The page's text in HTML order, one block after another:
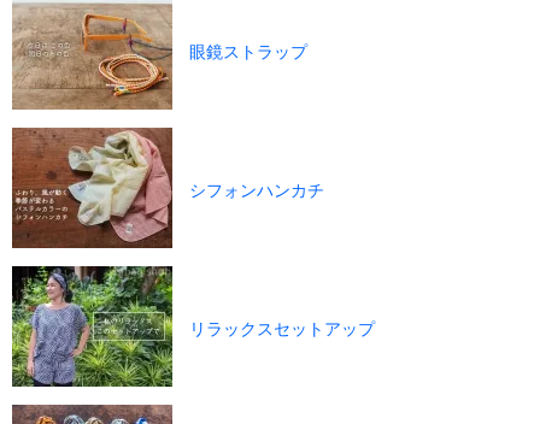
眼鏡ストラップ
シフォンハンカチ
リラックスセットアップ